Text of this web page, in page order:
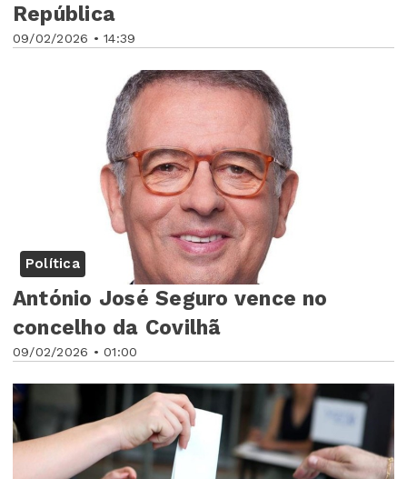
09/02/2026 • 14:39
República
Política
09/02/2026 • 01:00
António José Seguro vence no
concelho da Covilhã